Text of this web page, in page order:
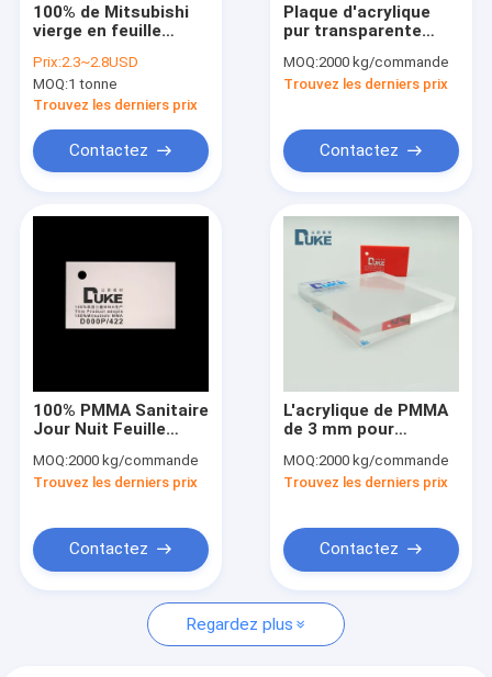
Au sujet de nous
Contrôle de qualité
Demandez une citation
Feuilles acryliques sanitaires
100% de Mitsubishi
vierge en feuille
feuille de couleur
personnalisable
Prix:2.3~2.8USD
MOQ:1 tonne
Trouvez les derniers prix
Contactez
Plaque d'acrylique
pur transparente
statique jour et nuit
MOQ:2000 kg/commande
Trouvez les derniers prix
Contactez
100% PMMA Sanitaire
Jour Nuit Feuille
Pour la surface du
carbinet
MOQ:2000 kg/commande
Trouvez les derniers prix
Contactez
L'acrylique de PMMA
de 3 mm pour
jaunissement
MOQ:2000 kg/commande
Trouvez les derniers prix
Contactez
Regardez plus